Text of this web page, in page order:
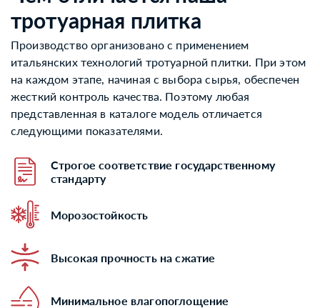
тротуарная плитка
Производство организовано с применением
итальянских технологий тротуарной плитки. При этом
на каждом этапе, начиная с выбора сырья, обеспечен
жесткий контроль качества. Поэтому любая
представленная в каталоге модель отличается
следующими показателями.
Строгое соответствие государственному
стандарту
Морозостойкость
Высокая прочность на сжатие
Минимальное влагопоглощение